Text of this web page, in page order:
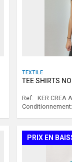
TEXTILE
TEE SHIRTS
Ref: KER CREA
Conditionnement:
PRIX EN